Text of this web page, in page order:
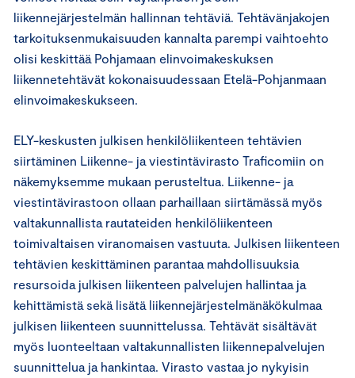
liikennejärjestelmän hallinnan tehtäviä. Tehtävänjakojen
tarkoituksenmukaisuuden kannalta parempi vaihtoehto
olisi keskittää Pohjamaan elinvoimakeskuksen
liikennetehtävät kokonaisuudessaan Etelä-Pohjanmaan
elinvoimakeskukseen.
ELY-keskusten julkisen henkilöliikenteen tehtävien
siirtäminen Liikenne- ja viestintävirasto Traficomiin on
näkemyksemme mukaan perusteltua. Liikenne- ja
viestintävirastoon ollaan parhaillaan siirtämässä myös
valtakunnallista rautateiden henkilöliikenteen
toimivaltaisen viranomaisen vastuuta. Julkisen liikenteen
tehtävien keskittäminen parantaa mahdollisuuksia
resursoida julkisen liikenteen palvelujen hallintaa ja
kehittämistä sekä lisätä liikennejärjestelmänäkökulmaa
julkisen liikenteen suunnittelussa. Tehtävät sisältävät
myös luonteeltaan valtakunnallisten liikennepalvelujen
suunnittelua ja hankintaa. Virasto vastaa jo nykyisin